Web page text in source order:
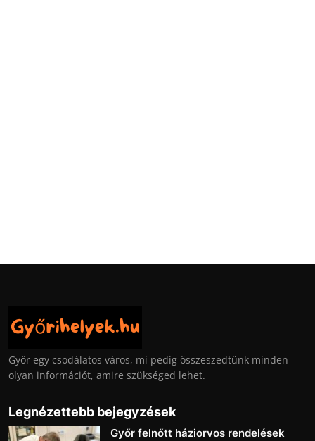
Győr egy csodálatos város, mi pedig összeszedtünk minden
olyan információt, amire szükséged lehet.
Legnézettebb bejegyzések
Győr felnőtt háziorvos rendelések